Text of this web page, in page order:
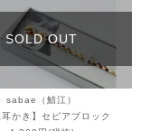
SOLD OUT
sabae（鯖江）
耳かき】セピアブロック